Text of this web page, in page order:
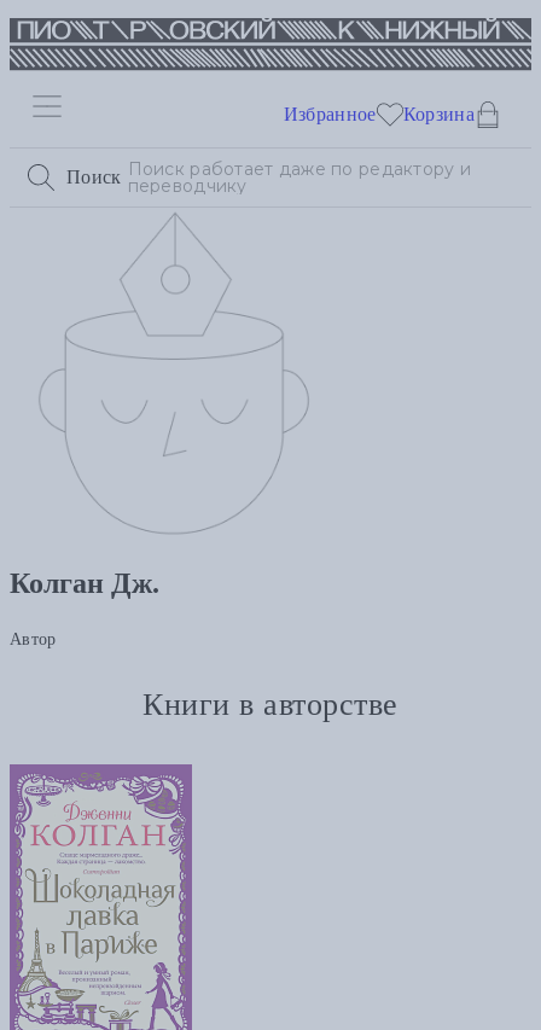
Поиск
Избранное Корзина
Колган Дж.
Автор
Книги в авторстве